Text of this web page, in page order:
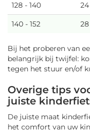
128 - 140
140 - 152
Bij het proberen van
belangrijk bij twijfel:
tegen het stuur en/of
Overige tips
juiste
De juiste maat
het comfort van uw